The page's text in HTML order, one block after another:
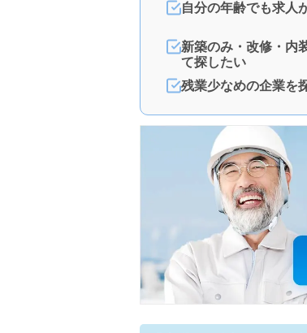
自分の年齢でも求人
新築のみ・改修・内
て探したい
残業少なめの企業を